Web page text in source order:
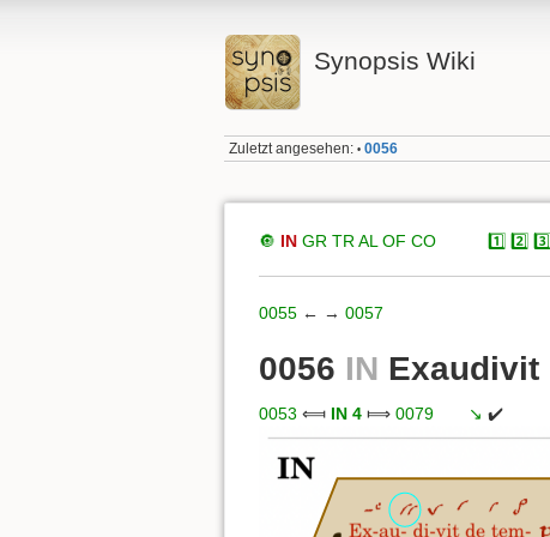
Synopsis Wiki
Zuletzt angesehen: • 0056
🔘 IN GR TR AL OF CO 1️⃣ 2️⃣ 3️⃣
0055 ← → 0057
0056 IN Exaudivit
0053 ⟽ IN 4 ⟾ 0079 ↘️ ✔️